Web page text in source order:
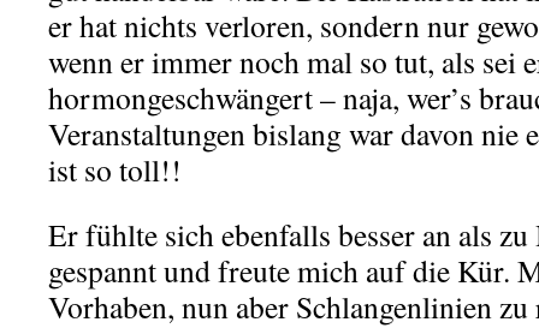
er hat nichts verloren, sondern nur
wenn er immer noch mal so tut, als sei
hormongeschwängert – naja, wer’s
Veranstaltungen bislang war davon nie
ist so toll!!
Er fühlte sich ebenfalls besser an als
gespannt und freute mich auf die Kür.
Vorhaben, nun aber Schlangenlinien